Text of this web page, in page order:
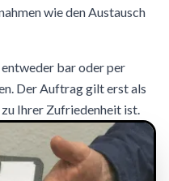
wie den Austausch
bar oder per
Der Auftrag gilt erst als
Ihrer Zufriedenheit ist.